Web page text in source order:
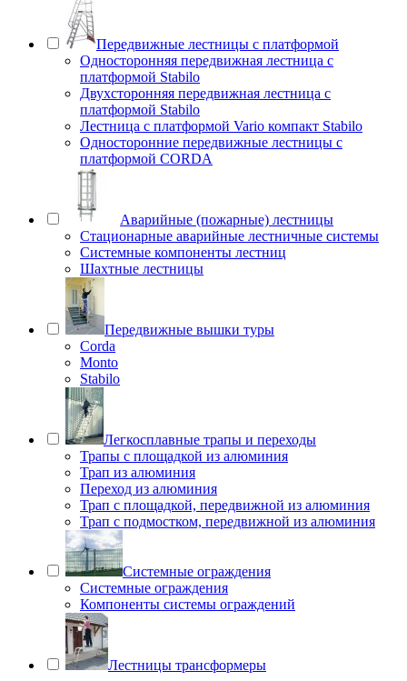
Передвижные лестницы с платформой
Односторонняя передвижная лестница с
платформой Stabilo
Двухсторонняя передвижная лестница с
платформой Stabilo
Лестница с платформой Vario компакт Stabilo
Односторонние передвижные лестницы с
платформой CORDA
Аварийные (пожарные) лестницы
Стационарные аварийные лестничные системы
Системные компоненты лестниц
Шахтные лестницы
Передвижные вышки туры
Corda
Monto
Stabilo
Легкосплавные трапы и переходы
Трапы с площадкой из алюминия
Трап из алюминия
Переход из алюминия
Трап с площадкой, передвижной из алюминия
Трап с подмостком, передвижной из алюминия
Системные ограждения
Системные ограждения
Компоненты системы ограждений
Лестницы трансформеры